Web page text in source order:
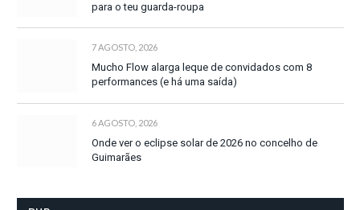
para o teu guarda-roupa
7 AGOSTO, 2026
Mucho Flow alarga leque de convidados com 8
performances (e há uma saída)
6 AGOSTO, 2026
Onde ver o eclipse solar de 2026 no concelho de
Guimarães